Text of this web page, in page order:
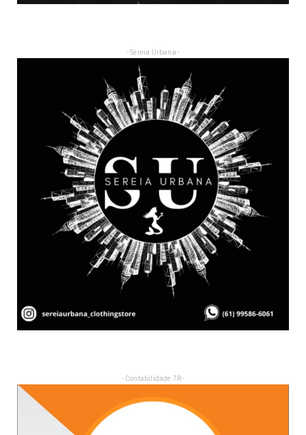
- Sereia Urbana -
- Contabilidade 7R -